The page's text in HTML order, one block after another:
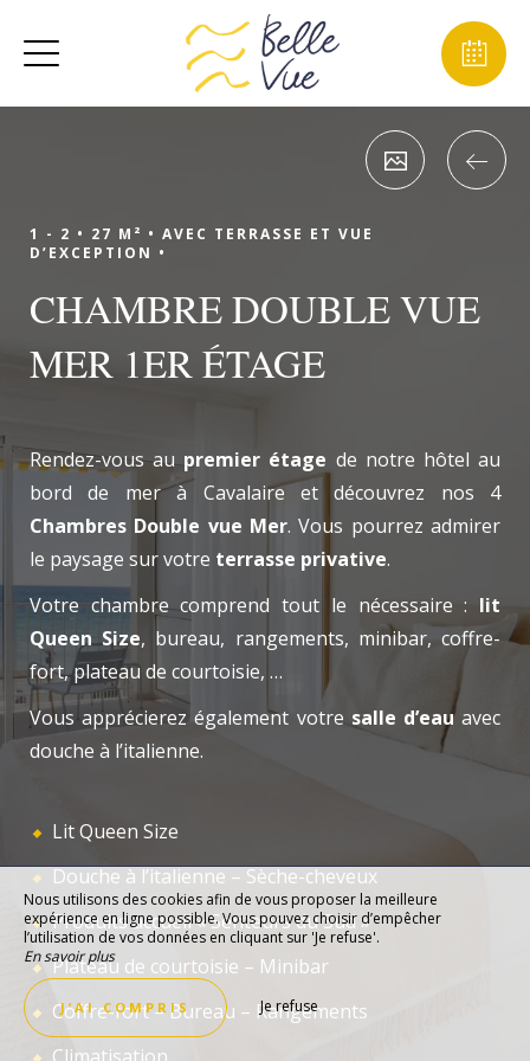
1 - 2 • 27 M² • AVEC TERRASSE ET VUE
D’EXCEPTION •
CHAMBRE DOUBLE VUE
MER 1ER ÉTAGE
Rendez-vous aupremier étage de notre hôtel au
bord de mer à Cavalaire et découvrez nos 4
Chambres Double vue Mer. Vous pourrez admirer
le paysage sur votre terrasse privative.
Votre chambre comprend tout le nécessaire : lit
Queen Size, bureau, rangements, minibar, coffre-
fort, plateau de courtoisie, …
Vous apprécierez également votre salle d’eauavec
douche à l’italienne.
Lit Queen Size
Douche à l’italienne – Sèche-cheveux
Produits accueil « Senteurs du Sud »
Plateau de courtoisie – Minibar
Coffre-fort – Bureau – Rangements
Nous utilisons des cookies afin de vous proposer la meilleure
expérience en ligne possible. Vous pouvez choisir d’empêcher
l’utilisation de vos données en cliquant sur 'Je refuse'.
En savoir plus
J’AI COMPRIS Je refuse